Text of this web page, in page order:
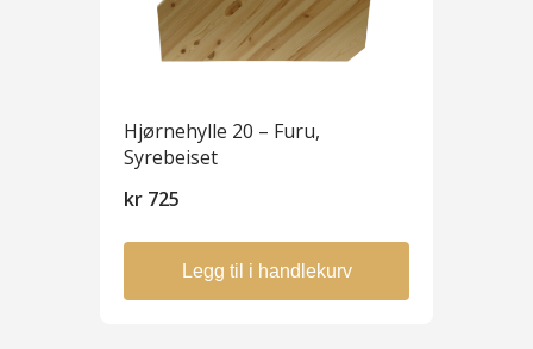
Hjørnehylle 20 – Furu,
Syrebeiset
kr 725
Legg til i handlekurv